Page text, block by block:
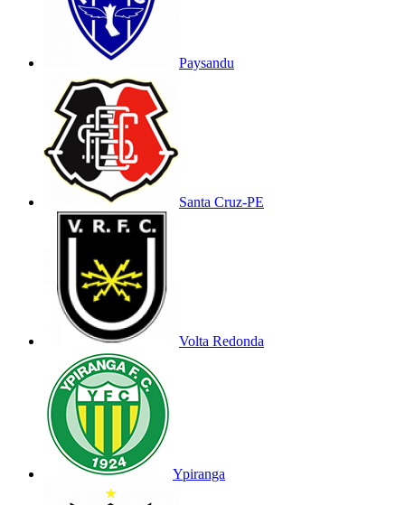
Paysandu
Santa Cruz-PE
Volta Redonda
Ypiranga